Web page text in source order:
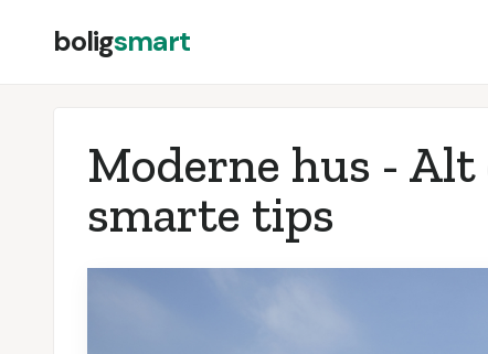
boligsmart
Moderne hus -
smarte tips